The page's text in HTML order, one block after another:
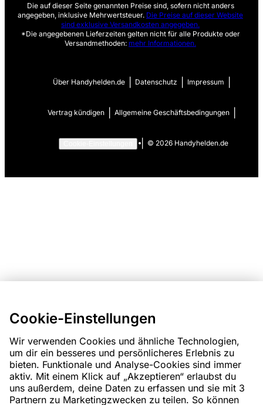
Die auf dieser Seite genannten Preise sind, sofern nicht anders
angegeben, inklusive Mehrwertsteuer. Die Preise auf dieser Website
sind exklusive Versandkosten angegeben.
*Die angegebenen Lieferzeiten gelten nicht für alle Produkte oder
Versandmethoden: mehr Informationen.
Über Handyhelden.de Datenschutz Impressum
Vertrag kündigen Allgemeine Geschäftsbedingungen
| © 2026 Handyhelden.de
Cookie-Einstellungen
Wir verwenden Cookies und ähnliche Technologien,
um dir ein besseres und persönlicheres Erlebnis zu
bieten. Funktionale und Analyse-Cookies sind immer
aktiv. Mit einem Klick auf „Akzeptieren“ erlaubst du
uns außerdem, deine Daten zu erfassen und sie mit 3
Partnern zu Marketingzwecken zu teilen. So können